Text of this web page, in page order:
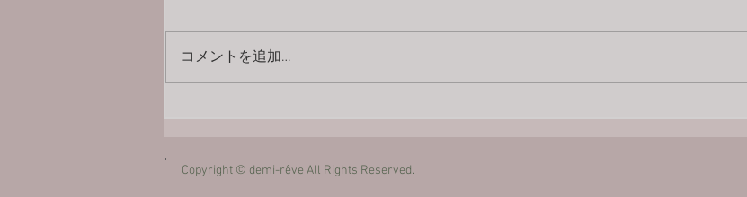
コメントを追加…
Copyright © demi-rêve All Rights Reserved.